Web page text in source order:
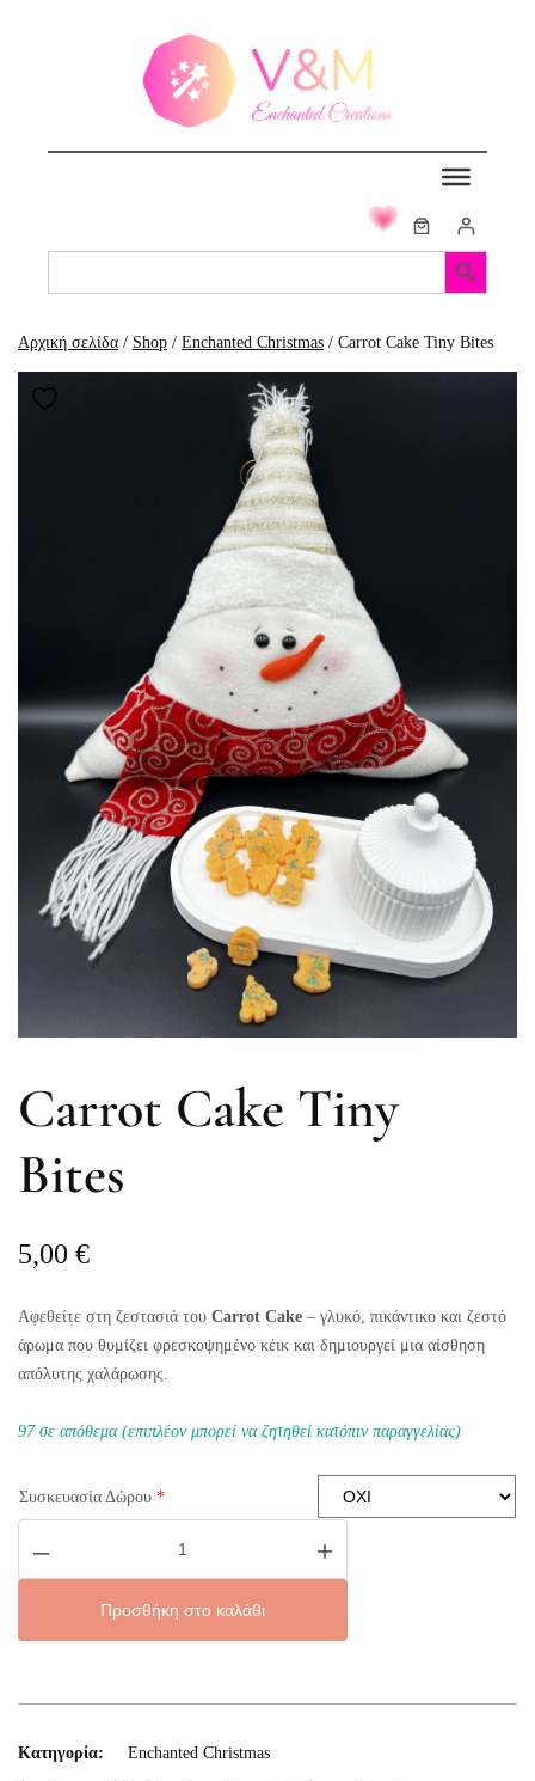
Search
Search Button
Αρχική σελίδα / Shop / Enchanted Christmas / Carrot Cake Tiny Bites
Carrot Cake Tiny
Bites
5,00 €
Αφεθείτε στη ζεστασιά του Carrot Cake – γλυκό, πικάντικο και ζεστό
άρωμα που θυμίζει φρεσκοψημένο κέικ και δημιουργεί μια αίσθηση
απόλυτης χαλάρωσης.
97 σε απόθεμα (επιπλέον μπορεί να ζητηθεί κατόπιν παραγγελίας)
Συσκευασία Δώρου *
–
Carrot
Cake
Bites
+
Προσθήκη στο καλάθι
Κατηγορία: Enchanted Christmas